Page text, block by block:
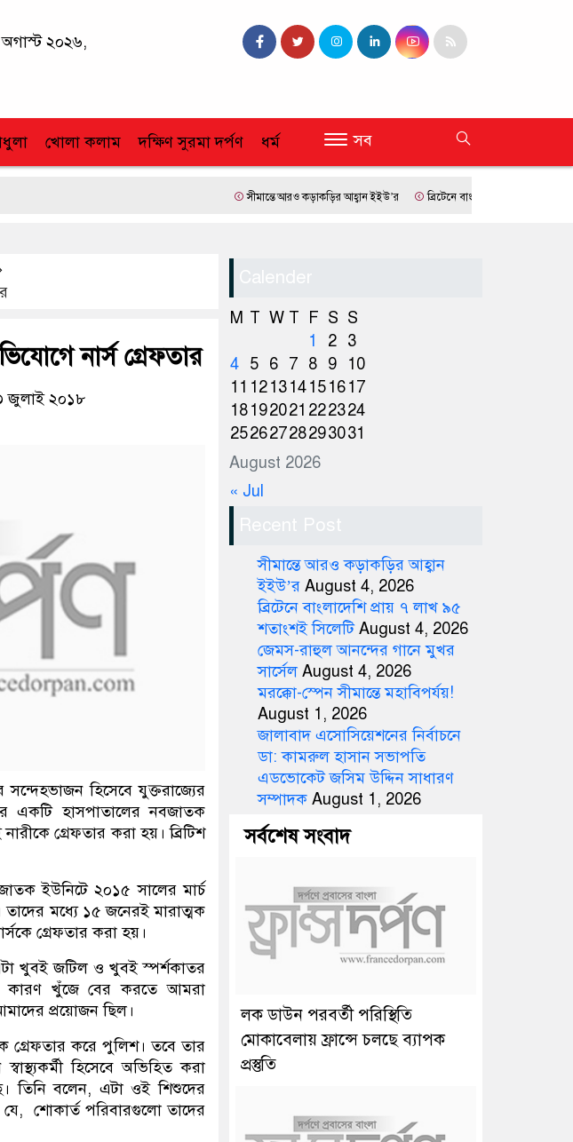
অগাস্ট ২০২৬,
খোলা কলাম দক্ষিণ সুরমা দর্পণ ধর্ম সব
সীমান্তে আরও কড়াকড়ির আহ্বান ইইউ’র ব্রিটেনে বাংলাদেশি প্রায় ৭ লাখ ৯৫ শতাংশই
নার্স গ্রেফতার
জুলাই ২০১৮
হিসেবে যুক্তরাজ্যের
একটি হাসপাতালের নবজাতক
গ্রেফতার করা হয়। ব্রিটিশ
ইউনিটে ২০১৫ সালের মার্চ
মধ্যে ১৫ জনেরই মারাত্মক
গ্রেফতার করা হয়।
‍খুবই জটিল ও খুবই স্পর্শকাতর
কারণ খুঁজে বের করতে আমরা
প্রয়োজন ছিল।
গ্রেফতার করে পুলিশ। তবে তার
হিসেবে অভিহিত করা
তিনি বলেন, এটা ওই শিশুদের
শোকার্ত পরিবারগুলো তাদের
Calender
August 2026
M T W T F S S
1
2 3
4 5 6 7 8 9
10
11 121314151617
18192021 222324
25262728293031
« Jul
Recent Post
সীমান্তে আরও কড়াকড়ির আহ্বান
ইইউ’র August 4, 2026
ব্রিটেনে বাংলাদেশি প্রায় ৭ লাখ ৯৫
শতাংশই সিলেটি August 4, 2026
জেমস-রাহুল আনন্দের গানে মুখর
সার্সেল August 4, 2026
মরক্কো-স্পেন সীমান্তে মহাবিপর্যয়!
August 1, 2026
জালাবাদ এসোসিয়েশনের নির্বাচনে
ডা: কামরুল হাসান সভাপতি
এডভোকেট জসিম উদ্দিন সাধারণ
সম্পাদক August 1, 2026
সর্বশেষ সংবাদ
লক ডাউন পরবর্তী পরিস্থিতি
মোকাবেলায় ফ্রান্সে চলছে ব্যাপক
প্রস্তুতি